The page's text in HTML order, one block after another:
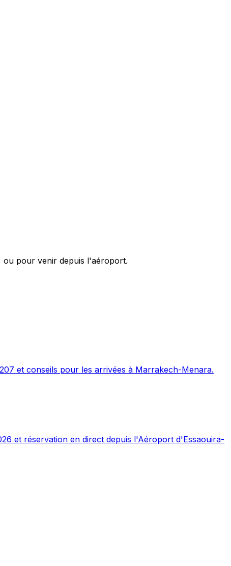
ou pour venir depuis l'aéroport.
et conseils pour les arrivées à Marrakech-Menara.
et réservation en direct depuis l'Aéroport d'Essaouira-